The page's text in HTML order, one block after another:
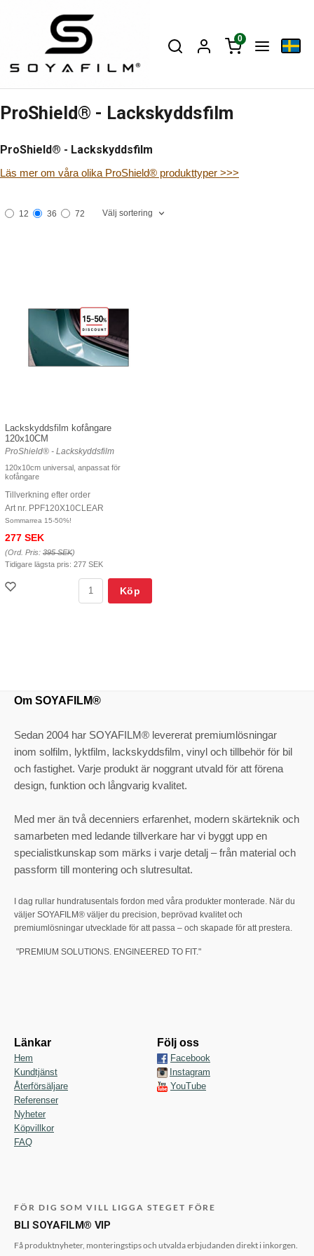
0
ProShield® - Lackskyddsfilm
ProShield® - Lackskyddsfilm
Läs mer om våra olika ProShield® produkttyper >>>
12 36 72 Välj sortering
Lackskyddsfilm kofångare
120x10CM
ProShield® - Lackskyddsfilm
120x10cm universal, anpassat för
kofångare
Tillverkning efter order
Art nr. PPF120X10CLEAR
Sommarrea 15-50%!
277 SEK
(Ord. Pris: 395 SEK)
Tidigare lägsta pris: 277 SEK
Köp
Om SOYAFILM®
Sedan 2004 har SOYAFILM® levererat premiumlösningar
inom solfilm, lyktfilm, lackskyddsfilm, vinyl och tillbehör för bil
och fastighet. Varje produkt är noggrant utvald för att förena
design, funktion och långvarig kvalitet.
Med mer än två decenniers erfarenhet, modern skärteknik och
samarbeten med ledande tillverkare har vi byggt upp en
specialistkunskap som märks i varje detalj – från material och
passform till montering och slutresultat.
I dag rullar hundratusentals fordon med våra produkter monterade. När du
väljer SOYAFILM® väljer du precision, beprövad kvalitet och
premiumlösningar utvecklade för att passa – och skapade för att prestera.
"PREMIUM SOLUTIONS. ENGINEERED TO FIT."
Länkar
Hem
Kundtjänst
Återförsäljare
Referenser
Nyheter
Köpvillkor
FAQ
Följ oss
Facebook
Instagram
YouTube
FÖR DIG SOM VILL LIGGA STEGET FÖRE
BLI SOYAFILM® VIP
Få produktnyheter, monteringstips och utvalda erbjudanden direkt i inkorgen.